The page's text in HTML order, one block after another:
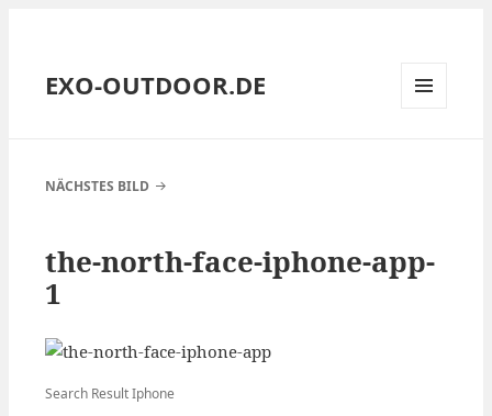
EXO-OUTDOOR.DE
NÄCHSTES BILD
the-north-face-iphone-app-
1
Search Result Iphone